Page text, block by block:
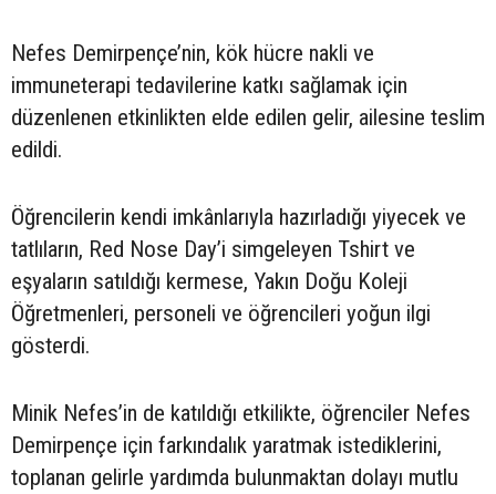
Nefes Demirpençe’nin, kök hücre nakli ve
immuneterapi tedavilerine katkı sağlamak için
düzenlenen etkinlikten elde edilen gelir, ailesine teslim
edildi.
Öğrencilerin kendi imkânlarıyla hazırladığı yiyecek ve
tatlıların, Red Nose Day’i simgeleyen Tshirt ve
eşyaların satıldığı kermese, Yakın Doğu Koleji
Öğretmenleri, personeli ve öğrencileri yoğun ilgi
gösterdi.
Minik Nefes’in de katıldığı etkilikte, öğrenciler Nefes
Demirpençe için farkındalık yaratmak istediklerini,
toplanan gelirle yardımda bulunmaktan dolayı mutlu